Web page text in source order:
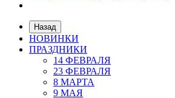
Назад
НОВИНКИ
ПРАЗДНИКИ
14 ФЕВРАЛЯ
23 ФЕВРАЛЯ
8 МАРТА
9 МАЯ